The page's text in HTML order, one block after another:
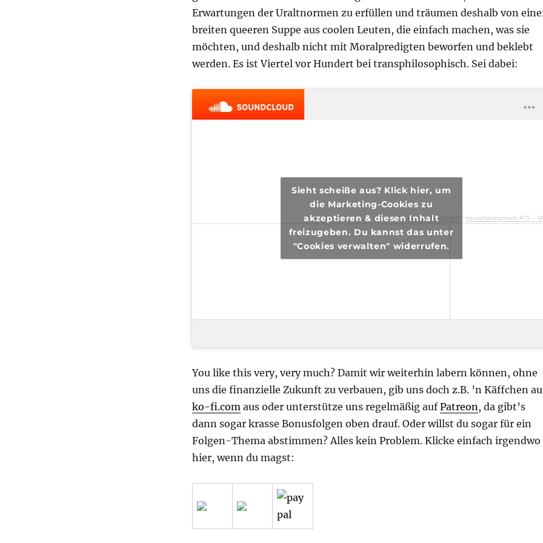
Erwartungen der Uraltnormen zu erfüllen und träumen deshalb von
breiten queeren Suppe aus coolen Leuten, die einfach machen, was sie
möchten, und deshalb nicht mit Moralpredigten beworfen und beklebt
werden. Es ist Viertel vor Hundert bei transphilosophisch. Sei dabei:
transphilosophisch ·transphilosophisch #75 – Männer, Frauen und weitere Probleme
Sieht scheiße aus? Klick hier, um
die Marketing-Cookies zu
akzeptieren & diesen Inhalt
freizugeben. Du kannst das unter
"Cookies verwalten" widerrufen.
You like this very, very much? Damit wir weiterhin labern können, ohne
uns die finanzielle Zukunft zu verbauen, gib uns doch z.B. ’n Käffchen
ko-fi.com aus oder unterstütze uns regelmäßig aufPatreon , da gibt’s
dann sogar krasse Bonusfolgen oben drauf. Oder willst du sogar für ein
Folgen-Thema abstimmen? Alles kein Problem. Klicke einfach irgendwo
hier, wenn du magst: